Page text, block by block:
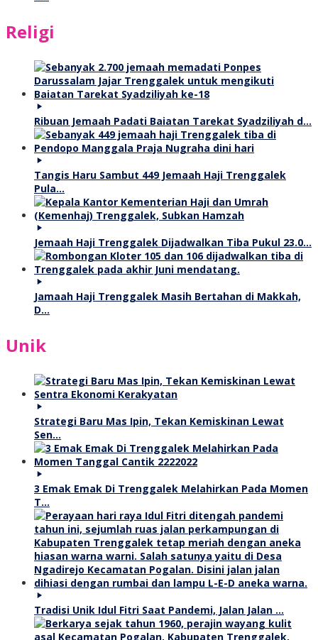
Religi
Ribuan Jemaah Padati Baiatan Tarekat Syadziliyah d…
Tangis Haru Sambut 449 Jemaah Haji Trenggalek
Pula…
Jemaah Haji Trenggalek Dijadwalkan Tiba Pukul 23.0…
Jamaah Haji Trenggalek Masih Bertahan di Makkah,
D…
Unik
Strategi Baru Mas Ipin, Tekan Kemiskinan Lewat
Sen…
3 Emak Emak Di Trenggalek Melahirkan Pada Momen
T…
Tradisi Unik Idul Fitri Saat Pandemi, Jalan Jalan …